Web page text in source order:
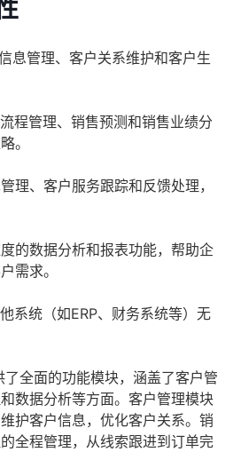
息管理、客户关系维护和客户生
程管理、销售预测和销售业绩分
。
理、客户服务跟踪和反馈处理，
的数据分析和报表功能，帮助企
需求。
系统（如ERP、财务系统等）无
了全面的功能模块，涵盖了客户管
数据分析等方面。客户管理模块
护客户信息，优化客户关系。销
全程管理，从线索跟进到订单完